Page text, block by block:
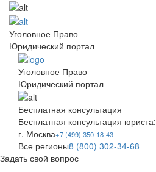
Уголовное Право
Юридический портал
Уголовное Право
Юридический портал
Бесплатная консультация
Бесплатная консультация юриста:
г. Москва+7 (499) 350-18-43
Все регионы8 (800) 302-34-68
Задать свой вопрос